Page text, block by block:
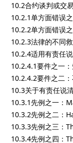
10.2合约谈判或交
10.2.1单方面错误
10.2.2单方面错误
10.2.3法律的不同
10.2.4适用有责任
10.2.4.1要件之一
10.2.4.2要件之二
10.3关于有责任说
10.3.1先例之一：
10.3.2先例之二：
10.3.3先例之三：
10.3.4先例之四：